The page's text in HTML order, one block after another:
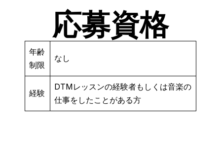
応募資格
年齢
制限
なし
経験
DTMレッスンの経験者もしくは音楽の
仕事をしたことがある方